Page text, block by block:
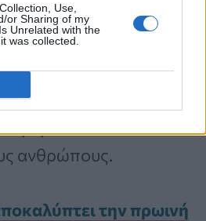
Use,
or Sharing of my
Unrelated with the
was collected.
είναι
περαιτέρω
ανθρώπους.
την πρωινή